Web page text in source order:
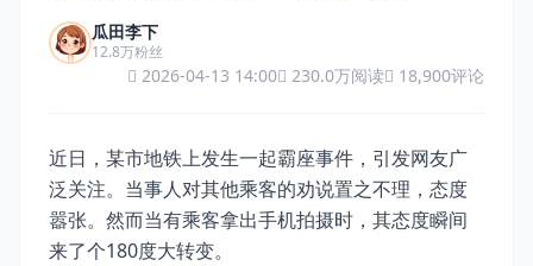
瓜田李下
12.8万粉丝
2026-04-13 14:00 230.0万阅读 18,900评论
近日，某市地铁上发生一起霸座事件，引发网友广
泛关注。当事人对其他乘客的劝说置之不理，态度
嚣张。然而当有乘客拿出手机拍摄时，其态度瞬间
来了个180度大转变。